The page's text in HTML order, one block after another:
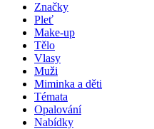
Značky
Pleť
Make-up
Tělo
Vlasy
Muži
Miminka a děti
Témata
Opalování
Nabídky